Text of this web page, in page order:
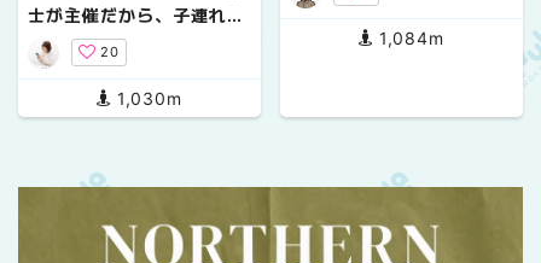
士が主催だから、子連れで
も安心！子育てママにオス
スメイベント
20
1,030m
1,084m